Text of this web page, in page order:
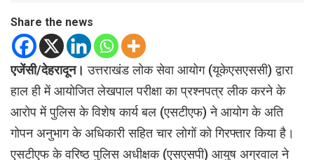
Share the news
एजेंसी/देहरादून।उत्तराखंड लोक सेवा आयोग (यूकेएसएससी) द्वारा
हाल ही में आयोजित लेखपाल परीक्षा का प्रश्नपत्र लीक करने के
आरोप में पुलिस के विशेष कार्य बल (एसटीएफ) ने आयोग के अति
गोपन अनुभाग के अधिकारी सहित चार लोगों को गिरफ्तार किया है।
एसटीएफ के वरिष्ठ पुलिस अधीक्षक (एसएसपी) आयुष अग्रवाल ने